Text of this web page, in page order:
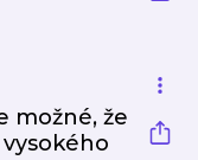
možné, že